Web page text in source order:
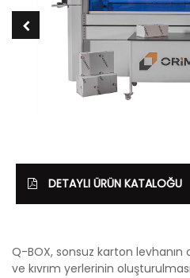
DETAYLI ÜRÜN KATALOĞU
Q-BOX, sonsuz karton
ve kıvrım yerlerinin